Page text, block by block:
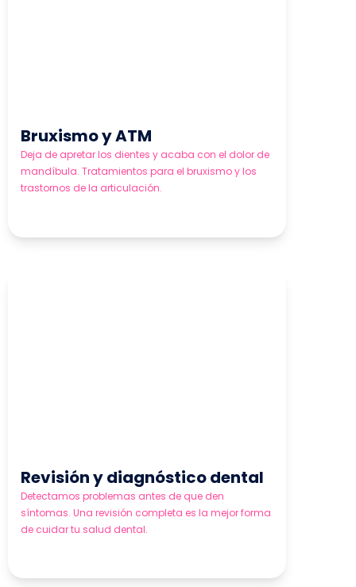
Bruxismo y ATM
Deja de apretar los dientes y acaba con el dolor de
mandíbula. Tratamientos para el bruxismo y los
trastornos de la articulación.
Revisión y diagnóstico dental
Detectamos problemas antes de que den
síntomas. Una revisión completa es la mejor forma
de cuidar tu salud dental.